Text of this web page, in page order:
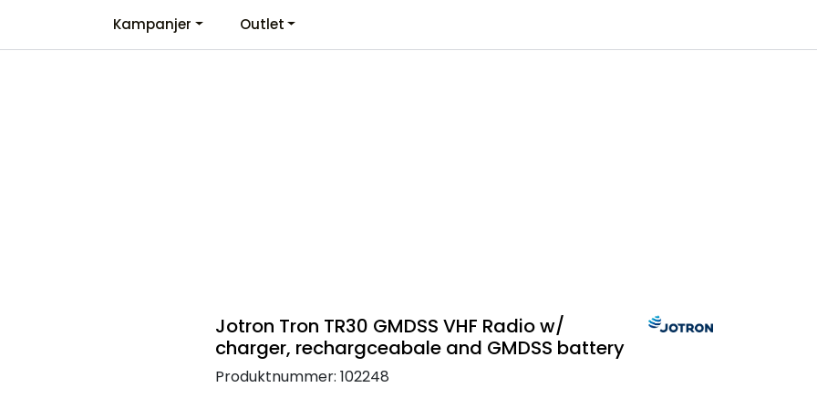
KontaktinformasjonKampanjer Outlet
Jotron Tron TR30 GMDSS VHF Radio w/
charger, rechargceabale and GMDSS battery
Produktnummer: 102248